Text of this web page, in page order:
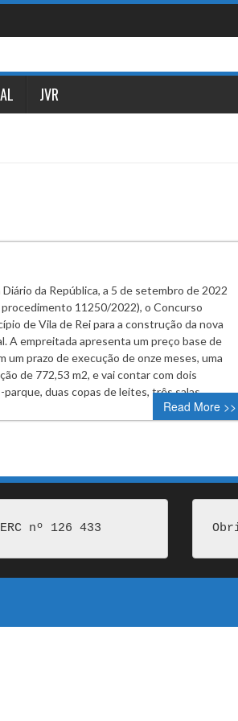
JVR
Diário da República, a 5 de setembro de 2022
11250/2022), o Concurso
de Vila de Rei para a construção da nova
A empreitada apresenta um preço base de
um prazo de execução de onze meses, uma
de 772,53 m2, e vai contar com dois
parque, duas copas de leites, três salas…
Read More >>
ERC nº 126 433